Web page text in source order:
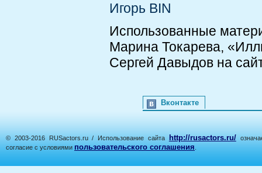
Игорь BIN
Использованные
Марина Токарева,
Сергей Давыдов на
Вконтакте
© 2003-2016 RUSactors.ru / Использование сайта http://rusactors.ru/
согласие с условиями пользовательского соглашения